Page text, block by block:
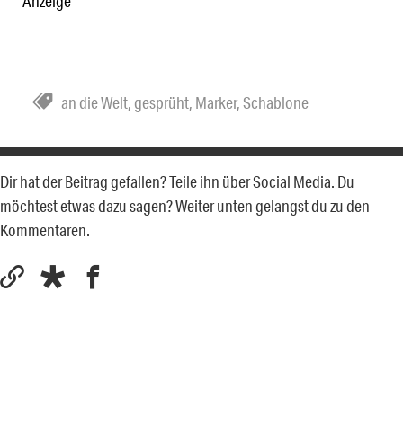
an die Welt, gesprüht, Marker,Schablone
Dir hat der Beitrag gefallen? Teile ihn über Social Media. Du
möchtest etwas dazu sagen? Weiter unten gelangst du zu den
Kommentaren.